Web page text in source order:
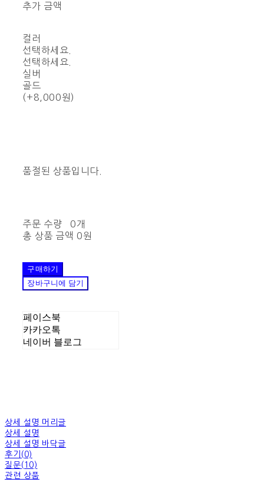
추가 금액
컬러
선택하세요.
선택하세요.
실버
골드
(+8,000원)
품절된 상품입니다.
주문 수량
0개
총 상품 금액 0원
구매하기
장바구니에 담기
페이스북
카카오톡
네이버 블로그
상세 설명 머리글
상세 설명
상세 설명 바닥글
후기(0)
질문(10)
관련 상품